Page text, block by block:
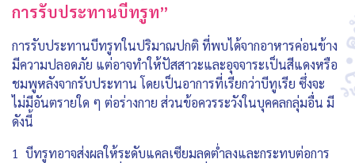
การรับประทานบีทรูท”
การรับประทานบีทรูทในปริมาณปกติ ที่พบได้จากอาหารค่อนข้าง
มีความปลอดภัย แต่อาจทำให้ปัสสาวะและอุจจาระเป็นสีแดงหรือ
ชมพูหลังจากรับประทาน โดยเป็นอาการที่เรียกว่าบีทูเรีย ซึ่งจะ
ไม่มีอันตรายใด ๆ ต่อร่างกาย ส่วนข้อควรระวังในบุคคลกลุ่มอื่น มี
ดังนี้
1 บีทรูทอาจส่งผลให้ระดับแคลเซียมลดต่ำลงและกระทบต่อการ